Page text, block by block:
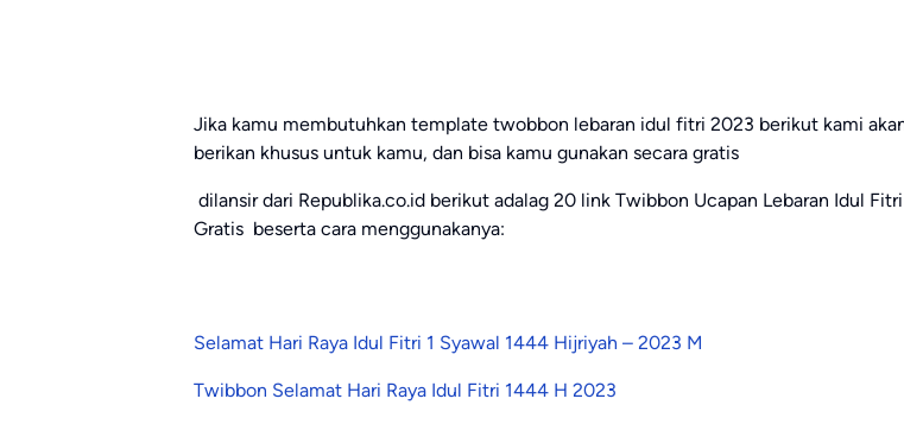
Jika kamu membutuhkan template twobbon lebaran idul fitri 2023 berikut kami
berikan khusus untuk kamu, dan bisa kamu gunakan secara gratis
dilansir dari Republika.co.id berikut adalag 20 link Twibbon Ucapan Lebaran Idul
Gratis beserta cara menggunakanya:
Selamat Hari Raya Idul Fitri 1 Syawal 1444 Hijriyah – 2023 M
Twibbon Selamat Hari Raya Idul Fitri 1444 H 2023